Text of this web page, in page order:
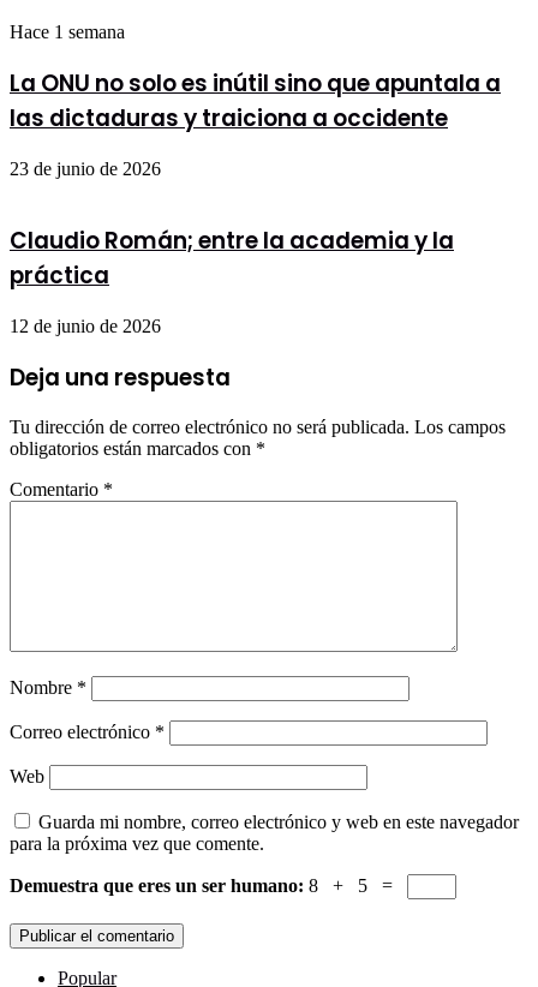
Hace 1 semana
La ONU no solo es inútil sino que apuntala a
las dictaduras y traiciona a occidente
23 de junio de 2026
Claudio Román; entre la academia y la
práctica
12 de junio de 2026
Deja una respuesta
Tu dirección de correo electrónico no será publicada. Los campos
obligatorios están marcados con *
Comentario *
Nombre *
Correo electrónico *
Web
Guarda mi nombre, correo electrónico y web en este navegador
para la próxima vez que comente.
Demuestra que eres un ser humano: 8 + 5 =
Popular